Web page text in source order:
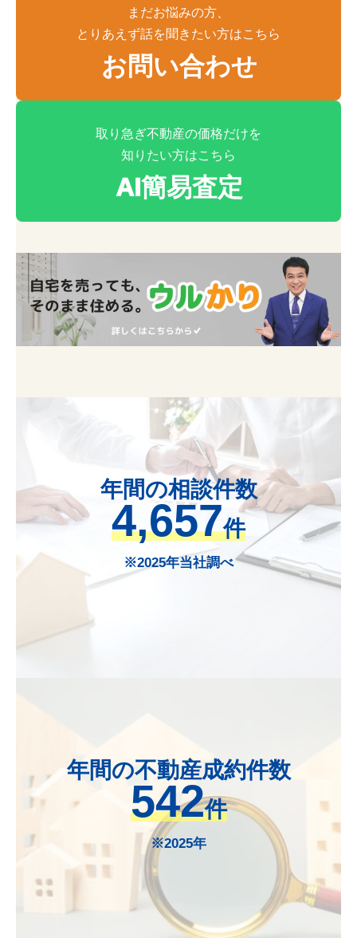
ク
まだお悩みの方、
とりあえず話を聞きたい方はこちら
お問い合わせ
ク
取り急ぎ不動産の価格だけを
知りたい方はこちら
AI簡易査定
年間の相談件数
4,657件
※2025年当社調べ
年間の不動産成約件数
542件
※2025年